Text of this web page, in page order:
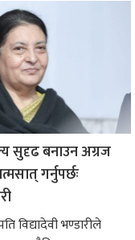
सुदृढ बनाउन अग्रज
गर्नुपर्छः
विद्यादेवी भण्डारीले